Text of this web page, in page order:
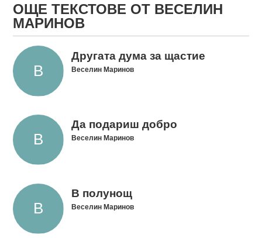
ОЩЕ ТЕКСТОВЕ ОТ ВЕСЕЛИН
МАРИНОВ
Другата дума за щастие
Веселин Маринов
Да подариш добро
Веселин Маринов
В полунощ
Веселин Маринов